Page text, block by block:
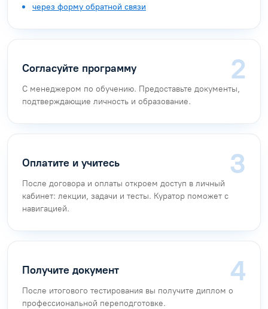
через форму обратной связи
Согласуйте программу
С менеджером по обучению. Предоставьте документы,
подтверждающие личность и образование.
Оплатите и учитесь
После договора и оплаты откроем доступ в личный
кабинет: лекции, задачи и тесты. Куратор поможет с
навигацией.
Получите документ
После итогового тестирования вы получите диплом о
профессиональной переподготовке.